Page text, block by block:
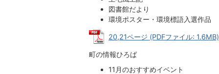
図書館だより
環境ポスター・環境標語入選作品
20,21ページ (PDFファイル: 1.6MB)
町の情報ひろば
11月のおすすめイベント